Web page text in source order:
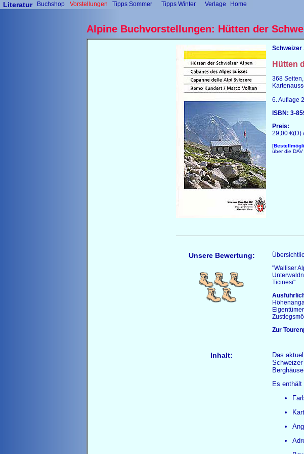
Literatur Buchshop Vorstellungen Tipps Sommer Tipps Winter Verlage Home
Alpine Buchvorstellungen: Hütten der
Schweizer
Hütten
368
6. Auflage
ISBN: 3-
Preis:
29,00 €(D)
[
über die
Unsere Bewertung:
"Walliser
Ticinesi".
Zur
Inhalt: Das
Es enthält